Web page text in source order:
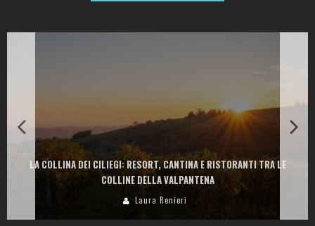
LA COLLINA DEI CILIEGI: RESORT, CANTINA E RISTORANTI TRA LE
COLLINE DELLA VALPANTENA
Laura Renieri